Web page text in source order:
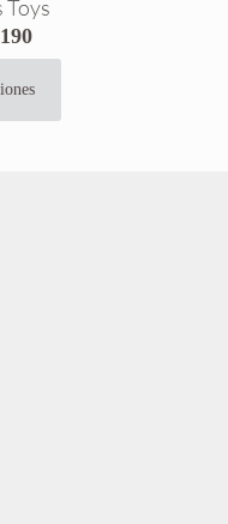
Toys
El
precio
actual